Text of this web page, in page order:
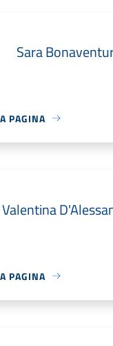
Sara
PAGINA
Valentina
PAGINA